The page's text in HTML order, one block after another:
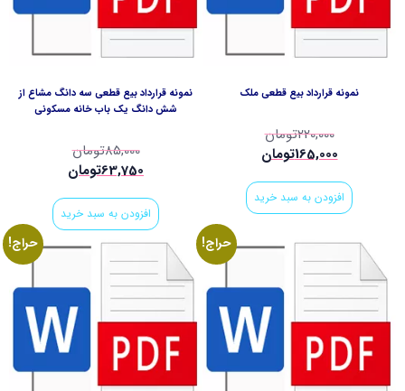
نمونه قرارداد بيع قطعي ملك
220,000تومان
165,000تومان
افزودن به سبد خرید
نمونه قرارداد بيع قطعي سه دانگ مشاع از
شش دانگ يك باب خانه مسكوني
85,000تومان
63,750تومان
افزودن به سبد خرید
حراج! حراج!